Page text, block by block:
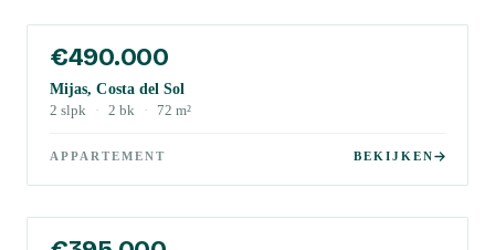
€490.000
Mijas, Costa del Sol
2 slpk · 2 bk · 72 m²
APPARTEMENT BEKIJKEN